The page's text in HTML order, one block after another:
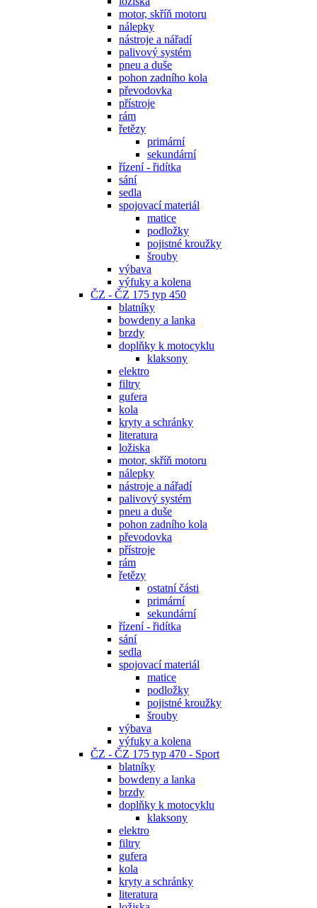
motor, skříň motoru
nálepky
nástroje a nářadí
palivový systém
pneu a duše
pohon zadního kola
převodovka
přístroje
rám
řetězy
primární
sekundární
řízení - řidítka
sání
sedla
spojovací materiál
matice
podložky
pojistné kroužky
šrouby
výbava
výfuky a kolena
ČZ - ČZ 175 typ 450
blatníky
bowdeny a lanka
brzdy
doplňky k motocyklu
klaksony
elektro
filtry
gufera
kola
kryty a schránky
literatura
ložiska
motor, skříň motoru
nálepky
nástroje a nářadí
palivový systém
pneu a duše
pohon zadního kola
převodovka
přístroje
rám
řetězy
ostatní části
primární
sekundární
řízení - řidítka
sání
sedla
spojovací materiál
matice
podložky
pojistné kroužky
šrouby
výbava
výfuky a kolena
ČZ - ČZ 175 typ 470 - Sport
blatníky
bowdeny a lanka
brzdy
doplňky k motocyklu
klaksony
elektro
filtry
gufera
kola
kryty a schránky
literatura